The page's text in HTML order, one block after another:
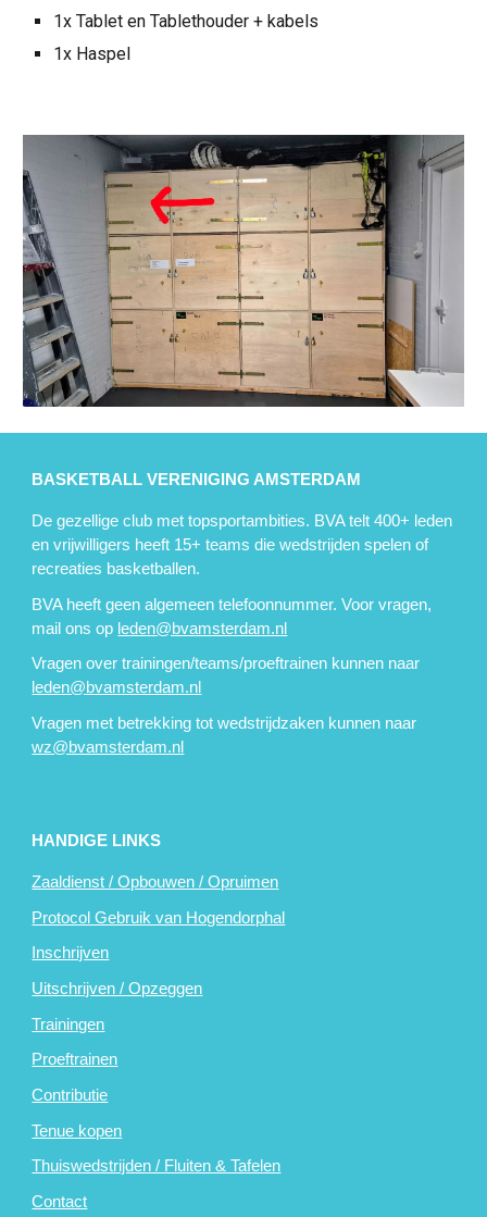
1x Tablet en Tablethouder + kabels
1x Haspel
BASKETBALL VERENIGING AMSTERDAM
De gezellige club met topsportambities. BVA telt 400+ leden
en vrijwilligers heeft 15+ teams die wedstrijden spelen of
recreaties basketballen.
BVA heeft geen algemeen telefoonnummer. Voor vragen,
mail ons op leden@bvamsterdam.nl
Vragen over trainingen/teams/proeftrainen kunnen naar
leden@bvamsterdam.nl
Vragen met betrekking tot wedstrijdzaken kunnen naar
wz@bvamsterdam.nl
HANDIGE LINKS
Zaaldienst / Opbouwen / Opruimen
Protocol Gebruik van Hogendorphal
Inschrijven
Uitschrijven / Opzeggen
Trainingen
Proeftrainen
Contributie
Tenue kopen
Thuiswedstrijden / Fluiten & Tafelen
Contact